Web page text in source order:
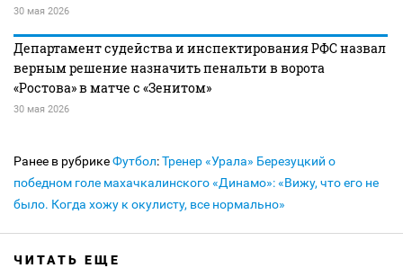
30 мая 2026
Департамент судейства и инспектирования РФС назвал
верным решение назначить пенальти в ворота
«Ростова» в матче с «Зенитом»
30 мая 2026
Ранее в рубрикеФутбол:Тренер «Урала» Березуцкий о
победном голе махачкалинского «Динамо»: «Вижу, что его не
было. Когда хожу к окулисту, все нормально»
ЧИТАТЬ ЕЩЕ